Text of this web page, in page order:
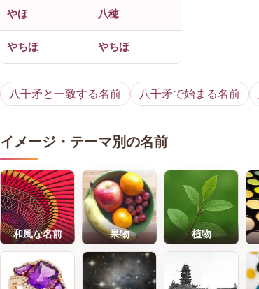
やほ 八穂
やちほ やちほ
八千矛と一致する名前 八千矛で始まる名前
イメージ・テーマ別の名前
和風な名前 果物 植物